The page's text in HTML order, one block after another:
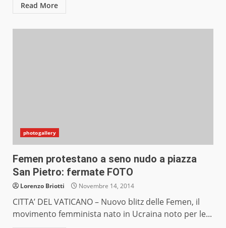
Read More
photogallery
Femen protestano a seno nudo a piazza
San Pietro: fermate FOTO
Lorenzo Briotti Novembre 14, 2014
CITTA’ DEL VATICANO – Nuovo blitz delle Femen, il
movimento femminista nato in Ucraina noto per le...